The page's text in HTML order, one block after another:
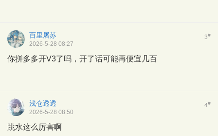
3#
百里屠苏
2026-5-28 08:27
你拼多多开V3了吗，开了话可能再便宜几百
4#
浅仓透透
2026-5-28 08:50
跳水这么厉害啊